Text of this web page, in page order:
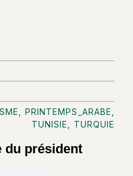
PRINTEMPS_ARABE
TUNISIE
TURQUIE
du président